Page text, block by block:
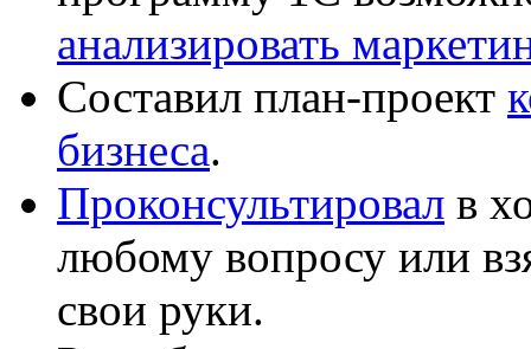
анализировать
Составил план-проект
бизнеса.
Проконсультировал в
любому вопросу или
свои руки.